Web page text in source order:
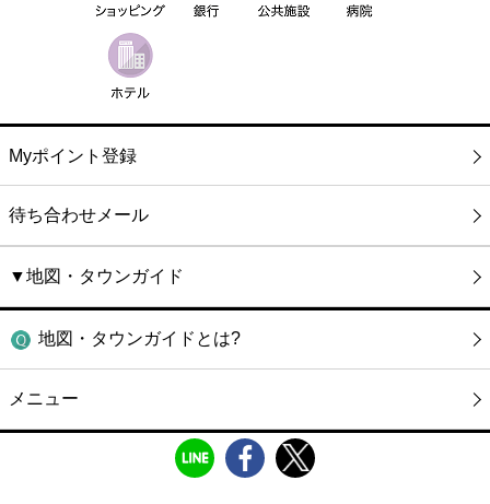
Myポイント登録
待ち合わせメール
▼地図・タウンガイド
地図・タウンガイドとは?
メニュー